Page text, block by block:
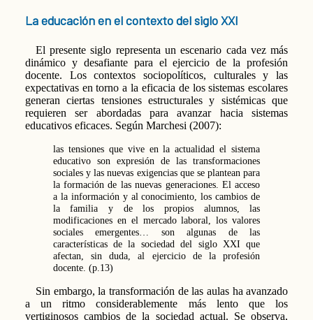
La educación en el contexto del siglo XXI
El presente siglo representa un escenario cada vez más
dinámico y desafiante para el ejercicio de la profesión
docente. Los contextos sociopolíticos, culturales y las
expectativas en torno a la eficacia de los sistemas escolares
generan ciertas tensiones estructurales y sistémicas que
requieren ser abordadas para avanzar hacia sistemas
educativos eficaces. Según Marchesi (2007):
las tensiones que vive en la actualidad el sistema
educativo son expresión de las transformaciones
sociales y las nuevas exigencias que se plantean para
la formación de las nuevas generaciones. El acceso
a la información y al conocimiento, los cambios de
la familia y de los propios alumnos, las
modificaciones en el mercado laboral, los valores
sociales emergentes… son algunas de las
características de la sociedad del siglo XXI que
afectan, sin duda, al ejercicio de la profesión
docente. (p.13)
Sin embargo, la transformación de las aulas ha avanzado
a un ritmo considerablemente más lento que los
vertiginosos cambios de la sociedad actual. Se observa,